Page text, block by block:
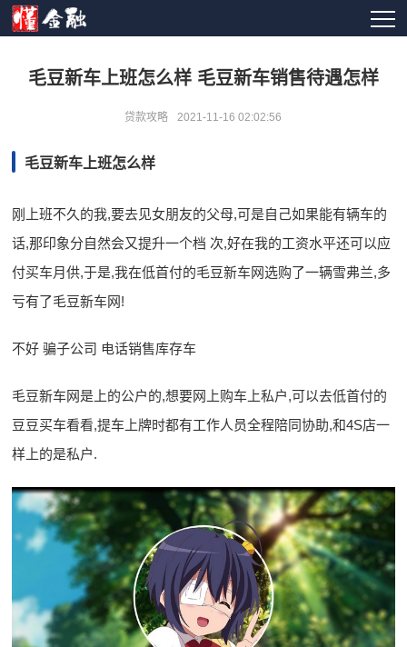
毛豆新车上班怎么样 毛豆新车销售待遇怎样
贷款攻略 2021-11-16 02:02:56
毛豆新车上班怎么样
刚上班不久的我,要去见女朋友的父母,可是自己如果能有辆车的
话,那印象分自然会又提升一个档 次,好在我的工资水平还可以应
付买车月供,于是,我在低首付的毛豆新车网选购了一辆雪弗兰,多
亏有了毛豆新车网!
不好 骗子公司 电话销售库存车
毛豆新车网是上的公户的,想要网上购车上私户,可以去低首付的
豆豆买车看看,提车上牌时都有工作人员全程陪同协助,和4S店一
样上的是私户.